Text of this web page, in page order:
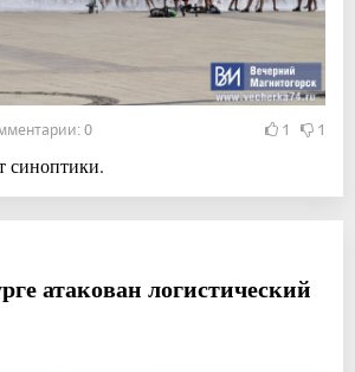
0 1 1
синоптики.
атакован логистический